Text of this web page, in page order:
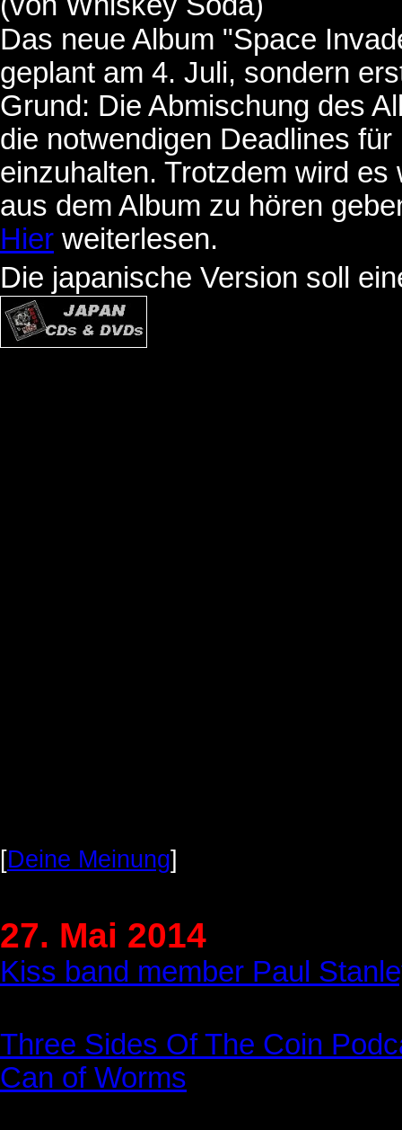
Das neue Album "Space
geplant am 4. Juli, sondern
Grund: Die Abmischung des
die notwendigen Deadlines
einzuhalten. Trotzdem wird
aus dem Album zu hören
Hier weiterlesen.
Die japanische Version soll
[Deine Meinung]
27. Mai 2014
Kiss band member Paul
Three Sides Of The Coin
Can of Worms